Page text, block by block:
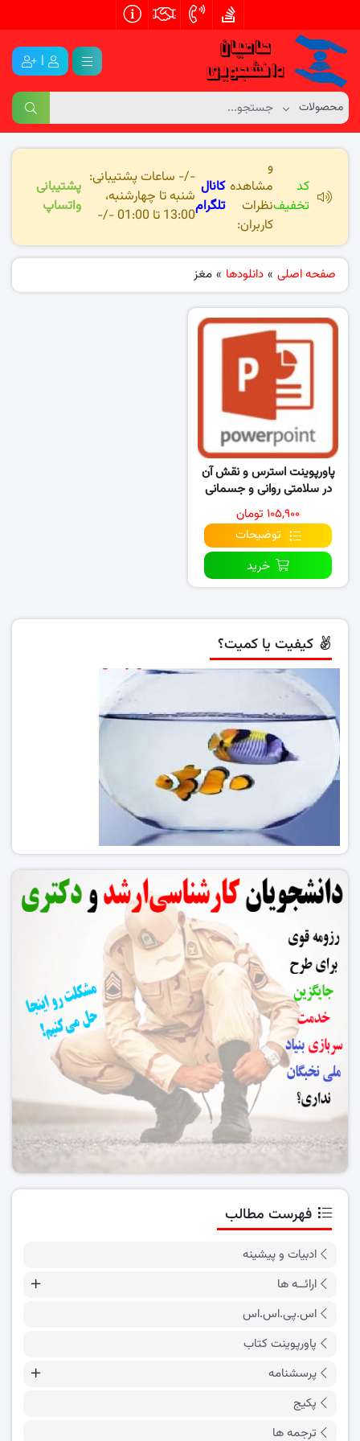
|
کد
تخفیف
و
مشاهده
نظرات
کاربران:
کانال
تلگرام
-/- ساعات پشتیبانی:
شنبه تا چهارشنبه،
13:00 تا 01:00 -/-
پشتیبانی
واتساپ
صفحه اصلی » دانلودها » مغز
پاورپوینت استرس و نقش آن
در سلامتی روانی و جسمانی
انسان۱۰۵,۹۰۰ تومان
توضیحات
خرید
کیفیت یا کمیت؟
فهرست مطالب
ادبیات و پیشینه
ارائــه ها
اس.پی.اس.اس
پاورپوینت کتاب
پرسشنامه
پکیج
ترجمه ها